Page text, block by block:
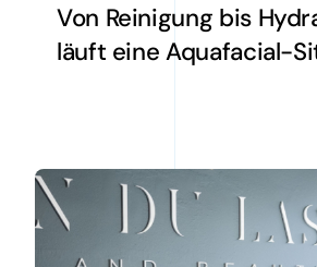
Von Reinigung bis
läuft eine Aquafacial-